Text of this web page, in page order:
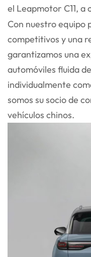
el Leapmotor C11, a
Con nuestro equipo
competitivos y una
garantizamos una
automóviles fluida
individualmente
somos su socio de
vehículos chinos.